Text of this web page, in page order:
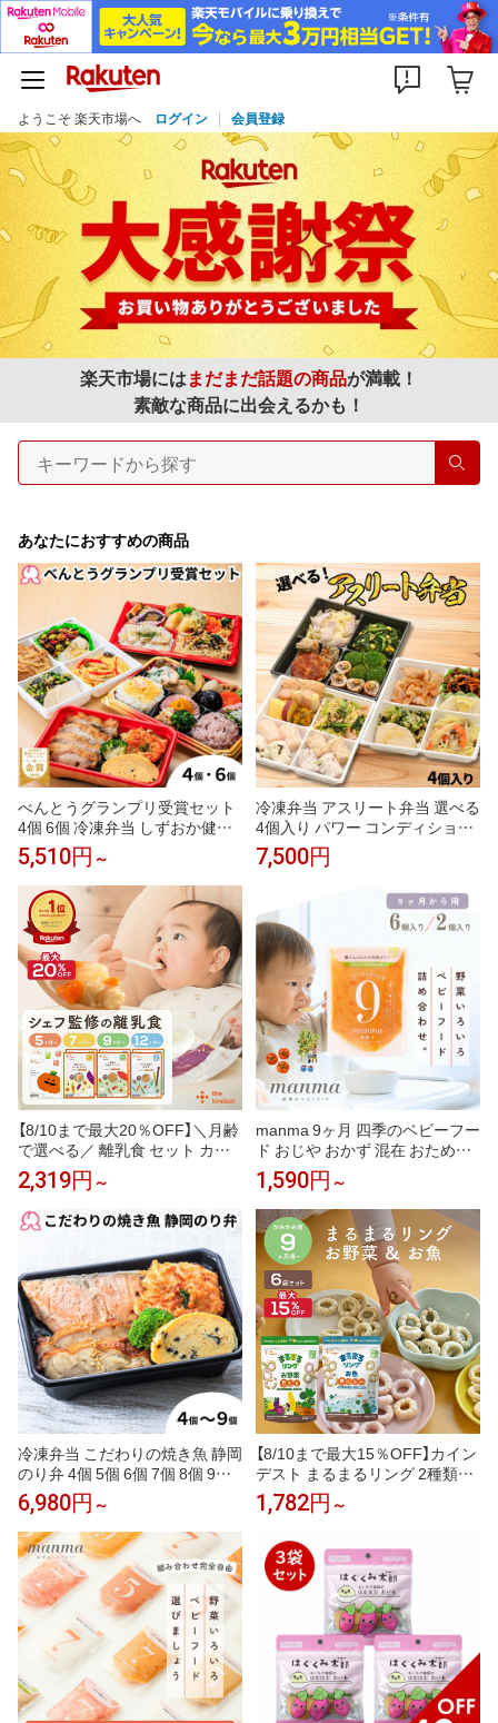
ようこそ 楽天市場へ ログイン 会員登録
楽天市場にはまだまだ話題の商品が満載！
素敵な商品に出会えるかも！
検索
あなたにおすすめの商品
べんとうグランプリ受賞セット
4個 6個 冷凍弁当 しずおか健康
生活応援弁当 駅弁 和風 アジア
ン 減塩 栄養バランス のり弁 焼
津 かつお節 アスリート コンデ
ィショニング 筋肉 低脂質 スポ
ーツ 部活 管理栄養士監修 沼津
レンチン 時短 送料無料
5,510円 ～
冷凍弁当 アスリート弁当 選べる
4個入り パワー コンディショニ
ング リカバリー 筋肉 低脂質 高
たんぱく 試合後 練習後 運動後
スリート 管理栄養士監修 肉 魚
レンチン 時短 送料無料
7,500円
【8/10まで最大20％OFF】＼月齢
で選べる／ 離乳食 セット カイ
ンデスト the kindest ベビーフー
ド ( 5ヶ月 ~/ 7ヶ月 ~/ 9ヶ月 ~ / 1
2ヶ月 ~) 国産 初期 中期 後期 完
了期 おかゆ 離乳食 野菜 魚 おや
2,319円 ～
manma 9ヶ月 四季のベビーフー
ド おじや おかず 混在 おためし
離乳食 ベビーフード 赤ちゃん 1
0ヶ月 11ヶ月 マンマ はたけのみ
かた 離乳食後期 国産 レトルト
おかゆ 栄養 持ち運び 2個セッ
ト/6個セット パウチ 詰め合わせ
便利 鉄 野菜
1,590円 ～
冷凍弁当 こだわりの焼き魚 静岡
のり弁 4個 5個 6個 7個 8個 9個
冷凍 お取り寄せ 静岡 肉 高級の
り弁 簡単 定番 子供 レンチン 魚
鮭 西京焼き 焼津 かつお節 ご飯
付き 時短調理 送料無料 駅弁屋
6,980円 ～
【8/10まで最大15％OFF】カイン
デスト まるまるリング 2種類×3
袋 計6袋 │ まるまるリング ×3袋
(お野菜) │まるまるリング ×3袋
ん おやつ スナック ベビーフー
ド 幼児 野菜 鉄分 DHA ビタミン
D カルシウム │ the kindest
1,782円 ～